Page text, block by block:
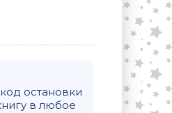
остановки
в любое